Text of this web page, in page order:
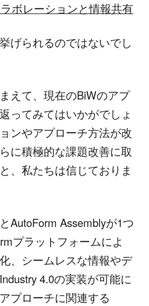
ボレーションと情報共有
げられるのではないでし
えて、現在のBiWのアプ
ってみてはいかがでしょ
ンやアプローチ方法が改
に積極的な課題改善に取
、私たちは信じておりま
AutoForm Assemblyが1つ
プラットフォームによ
、シームレスな情報やデ
4.0の実装が可能に
プローチに関連する